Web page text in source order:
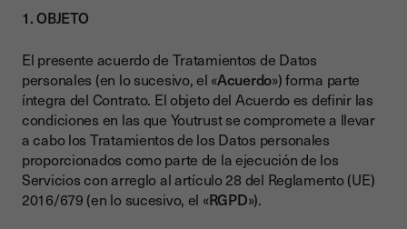
1. OBJETO
El presente acuerdo de Tratamientos de Datos
personales (en lo sucesivo, el «Acuerdo») forma parte
íntegra del Contrato. El objeto del Acuerdo es definir las
condiciones en las que Youtrust se compromete a llevar
a cabo los Tratamientos de los Datos personales
proporcionados como parte de la ejecución de los
Servicios con arreglo al artículo 28 del Reglamento (UE)
2016/679 (en lo sucesivo, el «RGPD»).